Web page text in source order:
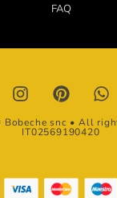
FAQ
snc • All
IT02569190420